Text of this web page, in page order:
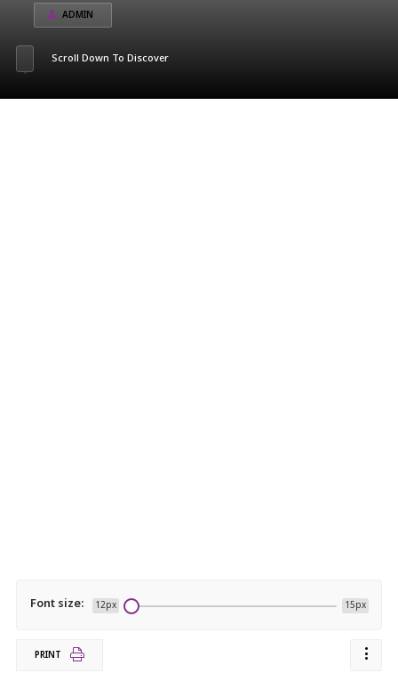
ADMIN
Scroll Down To Discover
Font size: 12px 15px
PRINT